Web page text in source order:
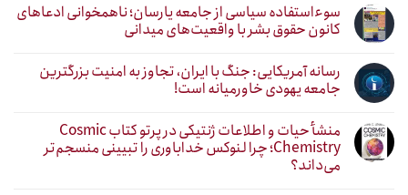
سوءاستفاده سیاسی از جامعه یارسان؛ ناهمخوانی ادعاهای
کانون حقوق بشر با واقعیت‌های میدانی
رسانه آمریکایی: جنگ با ایران، تجاوز به امنیت بزرگترین
جامعه یهودی خاورمیانه است!
منشأ حیات و اطلاعات ژنتیکی در پرتو کتاب Cosmic
Chemistry؛ چرا لنوکس خداباوری را تبیینی منسجم‌تر
می‌داند؟